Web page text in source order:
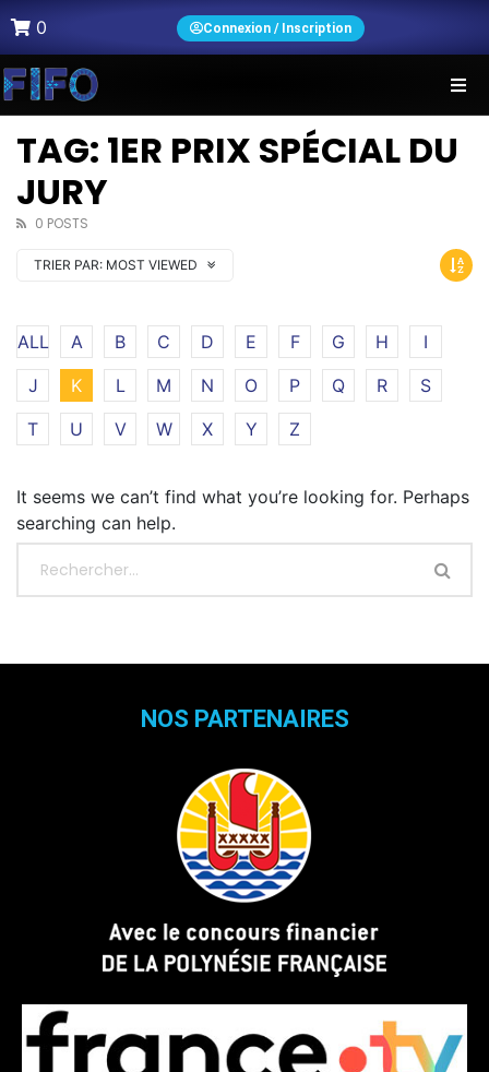
0 Connexion / Inscription
TAG: 1ER PRIX SPÉCIAL DU
JURY
0 POSTS
TRIER PAR: MOST VIEWED
ALL A B C D E F G H
I
J
K L M N O P Q R
S
T
U V W X Y Z
It seems we can’t find what you’re looking for. Perhaps
searching can help.
NOS PARTENAIRES